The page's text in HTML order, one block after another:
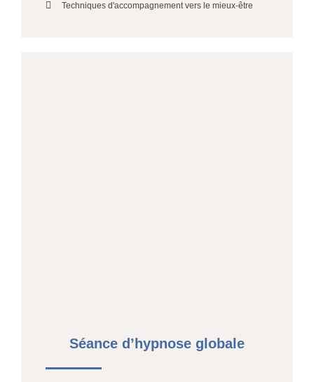
Techniques d'accompagnement vers le mieux-être
Séance d’hypnose globale